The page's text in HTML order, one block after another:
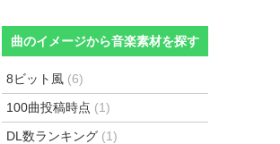
曲のイメージから音楽素材を探す
8ビット風 (6)
100曲投稿時点 (1)
DL数ランキング (1)